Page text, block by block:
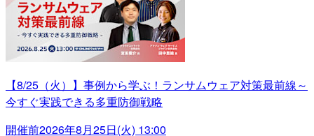
【8/25（火）】事例から学ぶ！ランサムウェア対策最前線～
今すぐ実践できる多重防御戦略
開催前2026年8月25日(火) 13:00